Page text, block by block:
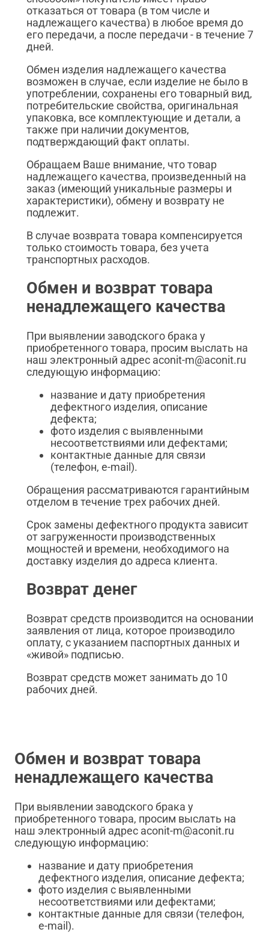
отказаться от товара (в том числе и
надлежащего качества) в любое время до
его передачи, а после передачи - в течение 7
дней.
Обмен изделия надлежащего качества
возможен в случае, если изделие не было в
употреблении, сохранены его товарный вид,
потребительские свойства, оригинальная
упаковка, все комплектующие и детали, а
также при наличии документов,
подтверждающий факт оплаты.
Обращаем Ваше внимание, что товар
надлежащего качества, произведенный на
заказ (имеющий уникальные размеры и
характеристики), обмену и возврату не
подлежит.
В случае возврата товара компенсируется
только стоимость товара, без учета
транспортных расходов.
Обмен и возврат товара
ненадлежащего качества
При выявлении заводского брака у
приобретенного товара, просим выслать на
наш электронный адрес aconit-m@aconit.ru
следующую информацию:
название и дату приобретения
дефектного изделия, описание
дефекта;
фото изделия с выявленными
несоответствиями или дефектами;
контактные данные для связи
(телефон, e-mail).
Обращения рассматриваются гарантийным
отделом в течение трех рабочих дней.
Срок замены дефектного продукта зависит
от загруженности производственных
мощностей и времени, необходимого на
доставку изделия до адреса клиента.
Возврат денег
Возврат средств производится на основании
заявления от лица, которое производило
оплату, с указанием паспортных данных и
«живой» подписью.
Возврат средств может занимать до 10
рабочих дней.
Обмен и возврат товара
ненадлежащего качества
При выявлении заводского брака у
приобретенного товара, просим выслать на
наш электронный адрес aconit-m@aconit.ru
следующую информацию:
название и дату приобретения
дефектного изделия, описание дефекта;
фото изделия с выявленными
несоответствиями или дефектами;
контактные данные для связи (телефон,
e-mail).